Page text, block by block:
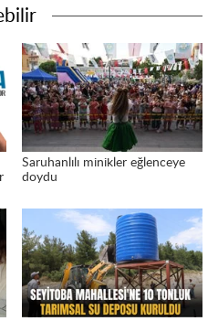
Saruhanlılı minikler eğlenceye
doydu